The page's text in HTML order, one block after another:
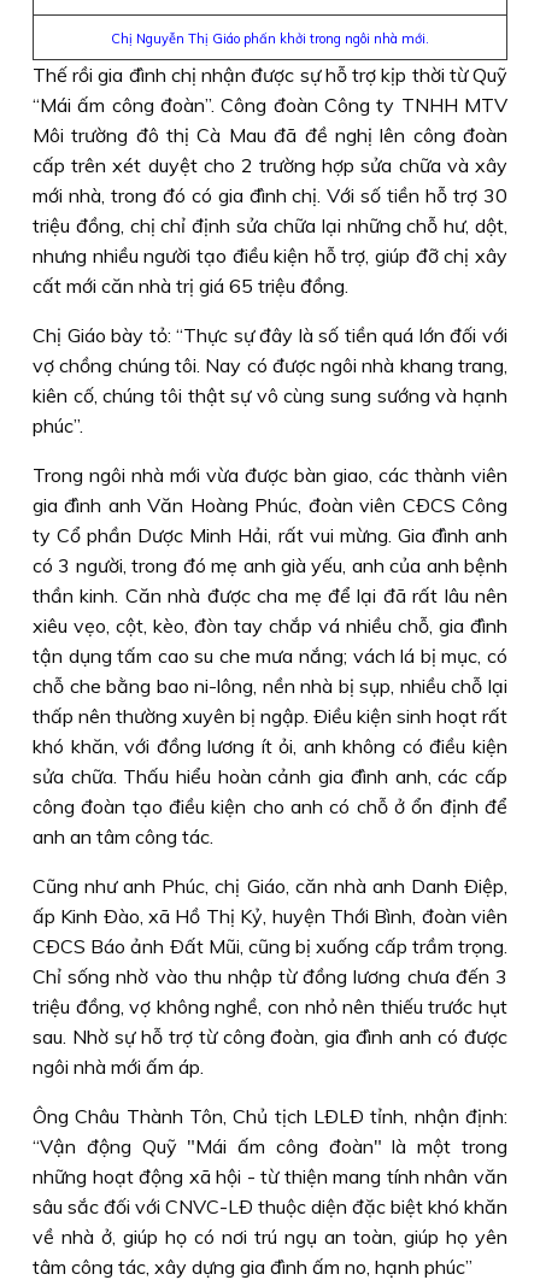
Chị Nguyễn Thị Giáo phấn khởi trong ngôi nhà mới.
Thế rồi gia đình chị nhận được sự hỗ trợ kịp thời từ Quỹ
“Mái ấm công đoàn”. Công đoàn Công ty TNHH MTV
Môi trường đô thị Cà Mau đã đề nghị lên công đoàn
cấp trên xét duyệt cho 2 trường hợp sửa chữa và xây
mới nhà, trong đó có gia đình chị. Với số tiền hỗ trợ 30
triệu đồng, chị chỉ định sửa chữa lại những chỗ hư, dột,
nhưng nhiều người tạo điều kiện hỗ trợ, giúp đỡ chị xây
cất mới căn nhà trị giá 65 triệu đồng.
Chị Giáo bày tỏ: “Thực sự đây là số tiền quá lớn đối với
vợ chồng chúng tôi. Nay có được ngôi nhà khang trang,
kiên cố, chúng tôi thật sự vô cùng sung sướng và hạnh
phúc”.
Trong ngôi nhà mới vừa được bàn giao, các thành viên
gia đình anh Văn Hoàng Phúc, đoàn viên CÐCS Công
ty Cổ phần Dược Minh Hải, rất vui mừng. Gia đình anh
có 3 người, trong đó mẹ anh già yếu, anh của anh bệnh
thần kinh. Căn nhà được cha mẹ để lại đã rất lâu nên
xiêu vẹo, cột, kèo, đòn tay chắp vá nhiều chỗ, gia đình
tận dụng tấm cao su che mưa nắng; vách lá bị mục, có
chỗ che bằng bao ni-lông, nền nhà bị sụp, nhiều chỗ lại
thấp nên thường xuyên bị ngập. Ðiều kiện sinh hoạt rất
khó khăn, với đồng lương ít ỏi, anh không có điều kiện
sửa chữa. Thấu hiểu hoàn cảnh gia đình anh, các cấp
công đoàn tạo điều kiện cho anh có chỗ ở ổn định để
anh an tâm công tác.
Cũng như anh Phúc, chị Giáo, căn nhà anh Danh Ðiệp,
ấp Kinh Ðào, xã Hồ Thị Kỷ, huyện Thới Bình, đoàn viên
CÐCS Báo ảnh Ðất Mũi, cũng bị xuống cấp trầm trọng.
Chỉ sống nhờ vào thu nhập từ đồng lương chưa đến 3
triệu đồng, vợ không nghề, con nhỏ nên thiếu trước hụt
sau. Nhờ sự hỗ trợ từ công đoàn, gia đình anh có được
ngôi nhà mới ấm áp.
Ông Châu Thành Tôn, Chủ tịch LÐLÐ tỉnh, nhận định:
“Vận động Quỹ "Mái ấm công đoàn" là một trong
những hoạt động xã hội - từ thiện mang tính nhân văn
sâu sắc đối với CNVC-LÐ thuộc diện đặc biệt khó khăn
về nhà ở, giúp họ có nơi trú ngụ an toàn, giúp họ yên
tâm công tác, xây dựng gia đình ấm no, hạnh phúc”